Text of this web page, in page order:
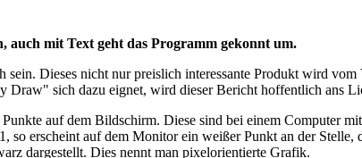
mit Text geht das Programm gekonnt um.
sein. Dieses nicht nur preislich interessante Produkt wird
Draw" sich dazu eignet, wird dieser Bericht hoffentlich ans
auf dem Bildschirm. Diese sind bei einem Computer
erscheint auf dem Monitor ein weißer Punkt an der
dargestellt. Dies nennt man pixelorientierte Grafik.